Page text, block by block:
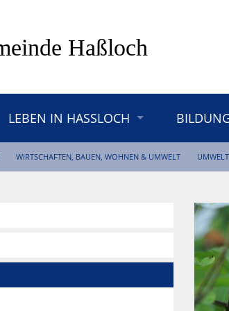
LEBEN IN HASSLOCH
WIRTSCHAFTEN, BAUEN, WOHNEN & UMWELT UMWELT